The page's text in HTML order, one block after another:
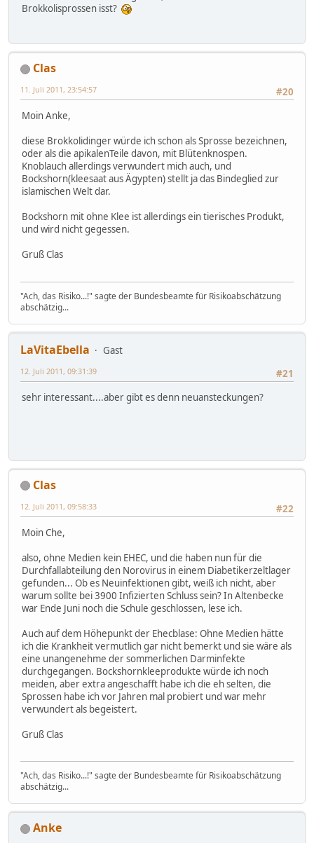
Brokkolisprossen isst?
Clas
#20
11. Juli 2011, 23:54:57
Moin Anke,
diese Brokkolidinger würde ich schon als Sprosse bezeichnen,
oder als die apikalenTeile davon, mit Blütenknospen.
Knoblauch allerdings verwundert mich auch, und
Bockshorn(kleesaat aus Ägypten) stellt ja das Bindeglied zur
islamischen Welt dar.
Bockshorn mit ohne Klee ist allerdings ein tierisches Produkt,
und wird nicht gegessen.
Gruß Clas
"Ach, das Risiko...!" sagte der Bundesbeamte für Risikoabschätzung
abschätzig...
LaVitaEbella
Gast
#21
12. Juli 2011, 09:31:39
sehr interessant....aber gibt es denn neuansteckungen?
Clas
#22
12. Juli 2011, 09:58:33
Moin Che,
also, ohne Medien kein EHEC, und die haben nun für die
Durchfallabteilung den Norovirus in einem Diabetikerzeltlager
gefunden... Ob es Neuinfektionen gibt, weiß ich nicht, aber
warum sollte bei 3900 Infizierten Schluss sein? In Altenbecke
war Ende Juni noch die Schule geschlossen, lese ich.
Auch auf dem Höhepunkt der Ehecblase: Ohne Medien hätte
ich die Krankheit vermutlich gar nicht bemerkt und sie wäre als
eine unangenehme der sommerlichen Darminfekte
durchgegangen. Bockshornkleeprodukte würde ich noch
meiden, aber extra angeschafft habe ich die eh selten, die
Sprossen habe ich vor Jahren mal probiert und war mehr
verwundert als begeistert.
Gruß Clas
"Ach, das Risiko...!" sagte der Bundesbeamte für Risikoabschätzung
abschätzig...
Anke